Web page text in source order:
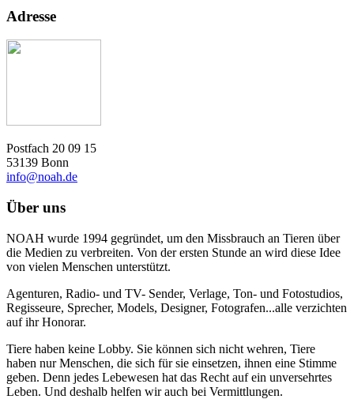
Adresse
Postfach 20 09 15
53139 Bonn
info@noah.de
Über uns
NOAH wurde 1994 gegründet, um den Missbrauch an Tieren über
die Medien zu verbreiten. Von der ersten Stunde an wird diese Idee
von vielen Menschen unterstützt.
Agenturen, Radio- und TV- Sender, Verlage, Ton- und Fotostudios,
Regisseure, Sprecher, Models, Designer, Fotografen...alle verzichten
auf ihr Honorar.
Tiere haben keine Lobby. Sie können sich nicht wehren, Tiere
haben nur Menschen, die sich für sie einsetzen, ihnen eine Stimme
geben. Denn jedes Lebewesen hat das Recht auf ein unversehrtes
Leben. Und deshalb helfen wir auch bei Vermittlungen.